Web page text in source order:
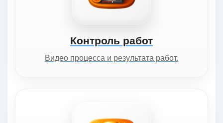
Контроль работ
Видео процесса и результата работ.